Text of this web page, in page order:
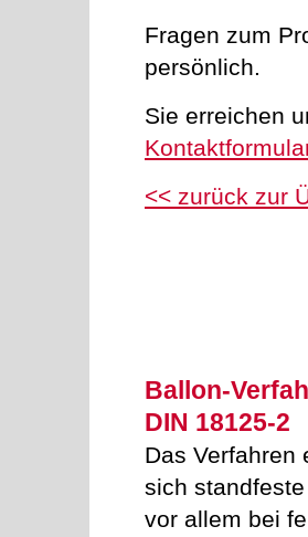
Fragen zum
persönlich.
Sie erreichen
<< zurück zur
Ballon-
DIN 18125-2
Das Verfahren
sich
vor allem bei